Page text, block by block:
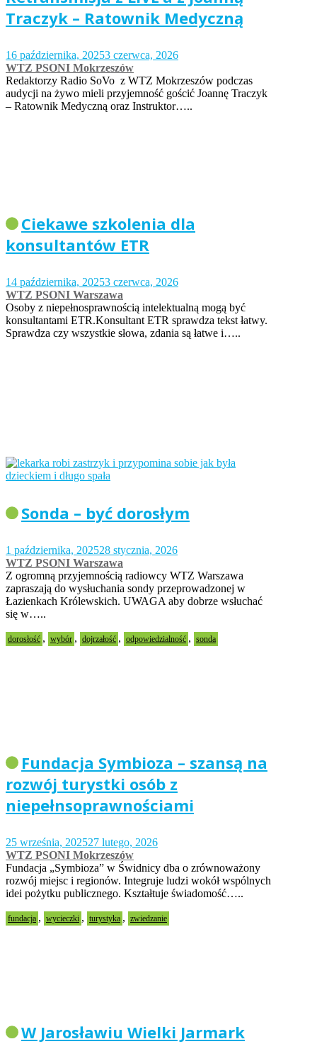
Traczyk – Ratownik Medyczną
16 października, 20253 czerwca, 2026
WTZ PSONI Mokrzeszów
Redaktorzy Radio SoVo z WTZ Mokrzeszów podczas
audycji na żywo mieli przyjemność gościć Joannę Traczyk
– Ratownik Medyczną oraz Instruktor…..
Ciekawe szkolenia dla
konsultantów ETR
14 października, 20253 czerwca, 2026
WTZ PSONI Warszawa
Osoby z niepełnosprawnością intelektualną mogą być
konsultantami ETR.Konsultant ETR sprawdza tekst łatwy.
Sprawdza czy wszystkie słowa, zdania są łatwe i…..
Sonda – być dorosłym
1 października, 202528 stycznia, 2026
WTZ PSONI Warszawa
Z ogromną przyjemnością radiowcy WTZ Warszawa
zapraszają do wysłuchania sondy przeprowadzonej w
Łazienkach Królewskich. UWAGA aby dobrze wsłuchać
się w…..
dorosłość , wybór , dojrzałość , odpowiedzialność , sonda
Fundacja Symbioza – szansą na
rozwój turystki osób z
niepełnsoprawnościami
25 września, 202527 lutego, 2026
WTZ PSONI Mokrzeszów
Fundacja „Symbioza” w Świdnicy dba o zrównoważony
rozwój miejsc i regionów. Integruje ludzi wokół wspólnych
idei pożytku publicznego. Kształtuje świadomość…..
fundacja , wycieczki , turystyka , zwiedzanie
W Jarosławiu Wielki Jarmark